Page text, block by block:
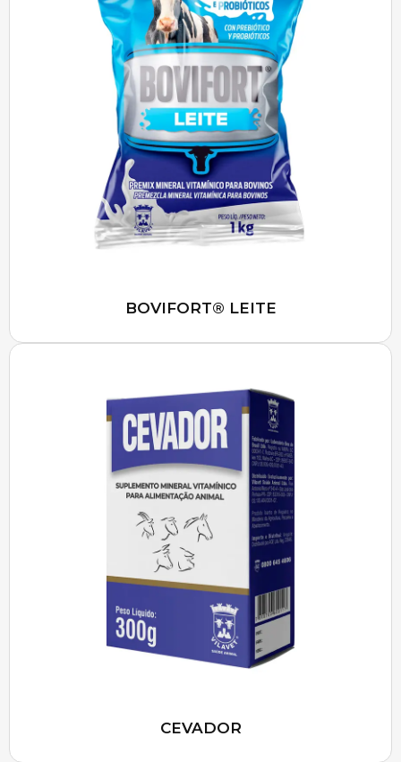
BOVIFORT® LEITE
CEVADOR